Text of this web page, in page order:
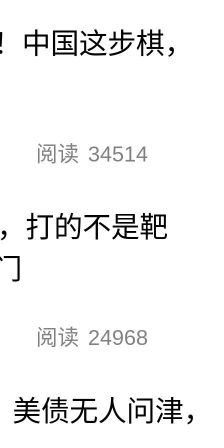
中国这步棋，
阅读 34514
打的不是靶
阅读 24968
债无人问津，